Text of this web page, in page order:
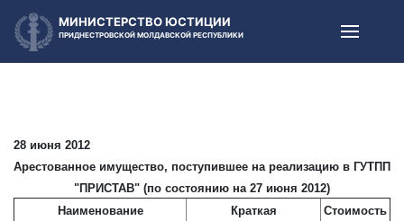
МИНИСТЕРСТВО ЮСТИЦИИ
ПРИДНЕСТРОВСКОЙ МОЛДАВСКОЙ РЕСПУБЛИКИ
28 июня 2012
Арестованное имущество, поступившее на реализацию в ГУТПП
"ПРИСТАВ" (по состоянию на 27 июня 2012)
Наименование
Краткая
Стоимость